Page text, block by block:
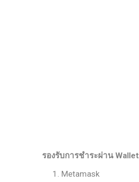
รองรับการชำระผ่าน Wallet
Metamask